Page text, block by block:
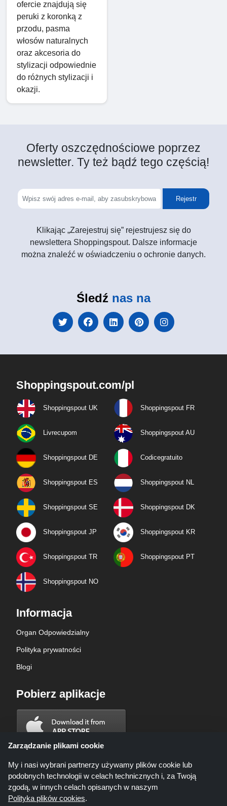
ofercie znajdują się
peruki z koronką z
przodu, pasma
włosów naturalnych
oraz akcesoria do
stylizacji odpowiednie
do różnych stylizacji i
okazji.
Oferty oszczędnościowe poprzez
newsletter. Ty też bądź tego częścią!
Rejestr
Klikając „Zarejestruj się” rejestrujesz się do
newslettera Shoppingspout. Dalsze informacje
można znaleźć w oświadczeniu o ochronie danych.
Śledź nas na
Shoppingspout.com/pl
Shoppingspout UK Shoppingspout FR
Livrecupom Shoppingspout AU
Shoppingspout DE Codicegratuito
Shoppingspout ES Shoppingspout NL
Shoppingspout SE Shoppingspout DK
Shoppingspout JP Shoppingspout KR
Shoppingspout TR Shoppingspout PT
Shoppingspout NO
Informacja
Organ Odpowiedzialny
Polityka prywatności
Blogi
Pobierz aplikacje
Zarządzanie plikami cookie
My i nasi wybrani partnerzy używamy plików cookie lub
podobnych technologii w celach technicznych i, za Twoją
zgodą, w innych celach opisanych w naszym
Polityka plików cookies.